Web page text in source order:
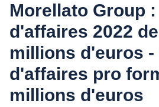
Morellato Group
d'affaires 2022
millions d'euros -
d'affaires pro
millions d'euros